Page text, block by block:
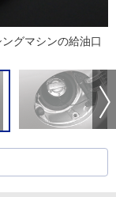
グマシンの給油口